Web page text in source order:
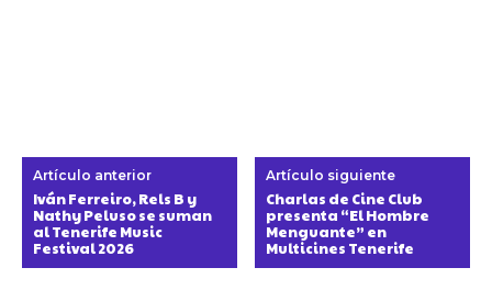
Artículo anterior
Iván Ferreiro, Rels B y
Nathy Peluso se suman
al Tenerife Music
Festival 2026
Artículo siguiente
Charlas de Cine Club
presenta “El Hombre
Menguante” en
Multicines Tenerife